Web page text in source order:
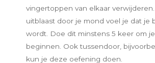
vingertoppen van elkaar
uitblaast door je mond voel je dat je
wordt. Doe dit minstens 5 keer om
beginnen. Ook tussendoor,
kun je deze oefening doen.